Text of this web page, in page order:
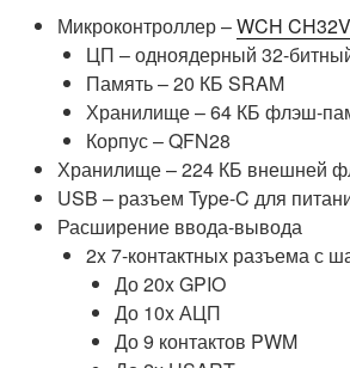
Микроконтроллер –WCH
ЦП – одноядерный 32-
Память – 20 КБ SRAM
Хранилище – 64 КБ флэш-
Корпус – QFN28
Хранилище – 224 КБ внешней
USB – разъем Type-C для
Расширение ввода-вывода
2x 7-контактных разъема с
До 20x GPIO
До 10x АЦП
До 9 контактов PWM